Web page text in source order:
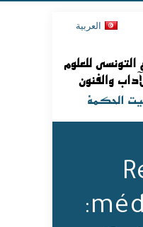
العربية